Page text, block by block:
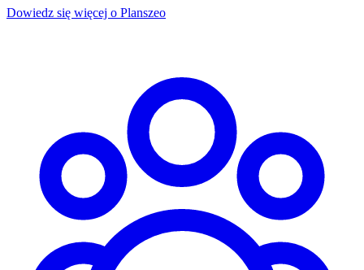
Dowiedz się więcej o Planszeo